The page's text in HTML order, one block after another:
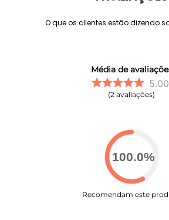
O que os clientes estão dizendo
Média de
5.00
2 avaliações
100.0%
Recomendam este